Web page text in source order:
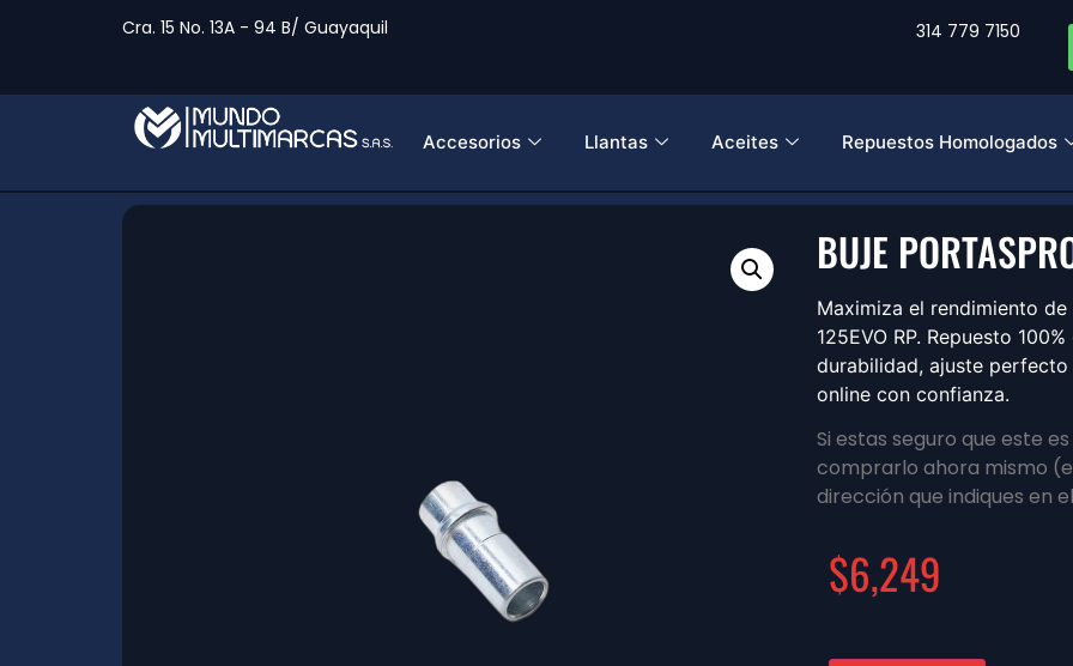
Cra. 15 No. 13A - 94 B/ Guayaquil 314 779 7150
Accesorios Llantas Aceites Repuestos Homologados
BUJE
Maximiza el rendimiento de
125EVO RP. Repuesto
durabilidad, ajuste
online con confianza.
Si estas seguro que este
comprarlo ahora mismo
dirección que indiques en
$6,249